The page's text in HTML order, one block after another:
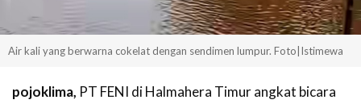
Air kali yang berwarna cokelat dengan sendimen lumpur. Foto|Istimewa
pojoklima, PT FENI di Halmahera Timur angkat bicara